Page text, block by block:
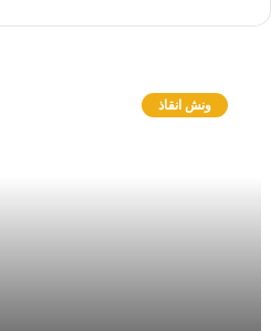
ونش انقاذ